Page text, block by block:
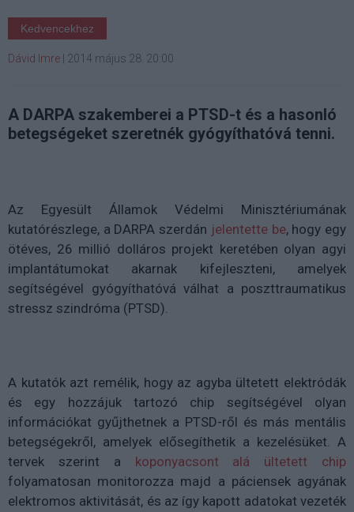
Kedvencekhez
Dávid Imre 2014 május 28. 20:00
A DARPA szakemberei a PTSD-t és a hasonló
betegségeket szeretnék gyógyíthatóvá tenni.
Az Egyesült Államok Védelmi Minisztériumának
kutatórészlege, a DARPA szerdán jelentette be, hogy egy
ötéves, 26 millió dolláros projekt keretében olyan agyi
implantátumokat akarnak kifejleszteni, amelyek
segítségével gyógyíthatóvá válhat a poszttraumatikus
stressz szindróma (PTSD).
A kutatók azt remélik, hogy az agyba ültetett elektródák
és egy hozzájuk tartozó chip segítségével olyan
információkat gyűjthetnek a PTSD-ről és más mentális
betegségekről, amelyek elősegíthetik a kezelésüket. A
tervek szerint a koponyacsont alá ültetett chip
folyamatosan monitorozza majd a páciensek agyának
elektromos aktivitását, és az így kapott adatokat vezeték